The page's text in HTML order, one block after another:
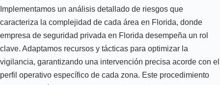
Implementamos un análisis detallado de riesgos que
caracteriza la complejidad de cada área en Florida, donde
empresa de seguridad privada en Florida desempeña un rol
clave. Adaptamos recursos y tácticas para optimizar la
vigilancia, garantizando una intervención precisa acorde con el
perfil operativo específico de cada zona. Este procedimiento